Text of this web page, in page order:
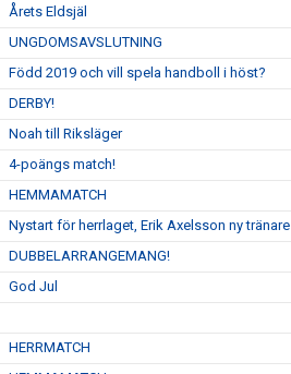
Årets Eldsjäl
UNGDOMSAVSLUTNING
Född 2019 och vill spela handboll i höst?
DERBY!
Noah till Riksläger
4-poängs match!
HEMMAMATCH
Nystart för herrlaget, Erik Axelsson ny tränare
DUBBELARRANGEMANG!
God Jul
HERRMATCH